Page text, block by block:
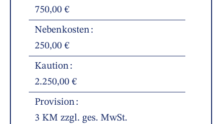
750,00 €
Nebenkosten
250,00 €
Kaution
2.250,00 €
Provision
3 KM zzgl. ges. MwSt.